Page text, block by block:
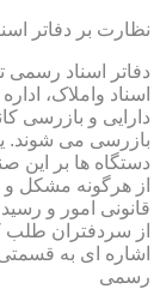
نظارت بر دفاتر
دفاتر اسناد
اسناد واملاک،
دارایی و بازرسی
بازرسی می شوند.
دستگاه ها بر این
از هرگونه مشکل و
قانونی امور و
از سردفتران طلب
اشاره ای به
رسمی